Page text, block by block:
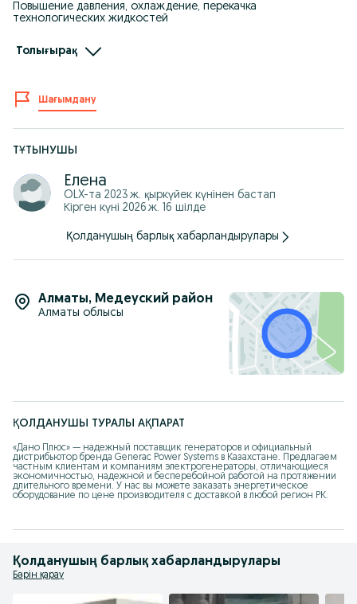
Повышение давления, охлаждение, перекачка
технологических жидкостей
Электродвигатели 1.5–90 кВт, трёхфазные
Серии NCH, MXH, NM, NR и многие др.
Склад в Казахстане, доставка по регионам, возможность
ТОО «Дано Плюс» — официальный партнёр Calpeda.
Опыт с 2015 года, надёжные поставки.
calpeda.com.kz
Толығырақ
Шағымдану
ТҰТЫНУШЫ
Елена
OLX-та 2023 ж. қыркүйек күнінен бастап
Кірген күні 2026 ж. 16 шілде
Қолданушың барлық хабарландырулары
Алматы, Медеуский район
Алматы облысы
ҚОЛДАНУШЫ ТУРАЛЫ АҚПАРАТ
«Дано Плюс» — надежный поставщик генераторов и официальный
дистрибьютор бренда Generac Power Systems в Казахстане. Предлагаем
частным клиентам и компаниям электрогенераторы, отличающиеся
экономичностью, надежной и бесперебойной работой на протяжении
длительного времени. У нас вы можете заказать энергетическое
оборудование по цене производителя с доставкой в любой регион РК.
Қолданушың барлық хабарландырулары
Бәрін қарау